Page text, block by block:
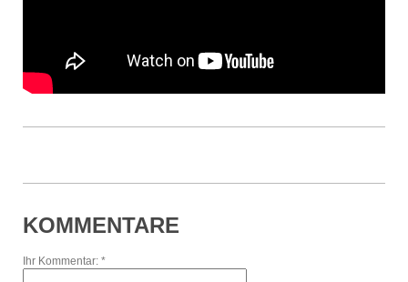
KOMMENTARE
Ihr Kommentar: *